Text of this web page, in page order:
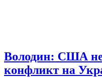
Володин: США не
конфликт на